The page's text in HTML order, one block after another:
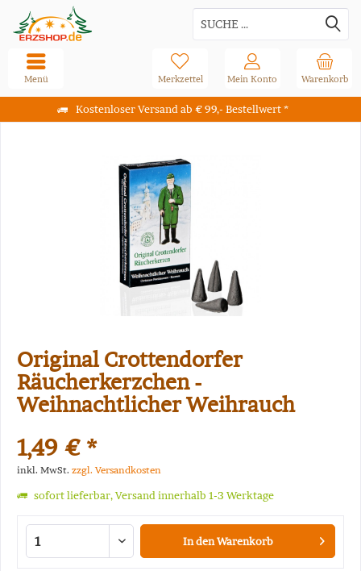
Kostenloser Versand ab € 99,- Bestellwert *
Warenkorb
Merkzettel Mein Konto
Menü
Original Crottendorfer
Räucherkerzchen -
Weihnachtlicher Weihrauch
1,49 € *
inkl. MwSt. zzgl. Versandkosten
sofort lieferbar, Versand innerhalb 1-3 Werktage
In denWarenkorb